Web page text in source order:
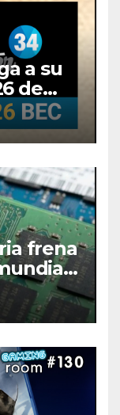
a su
de
frena